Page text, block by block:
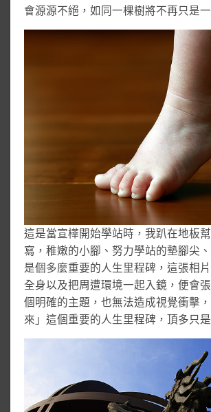
會源源不絕，如同一棵樹將不再只是一
這是當宣樺開始學站時，我趴在地板
寫，稚嫩的小腳、努力學站的墊腳尖
是個多麼重要的人生里程碑，這張相
全身以及把周遭環境一起入鏡，便會
個明確的主題，也無法造成視覺衝擊
來」這個重要的人生里程碑，頂多只